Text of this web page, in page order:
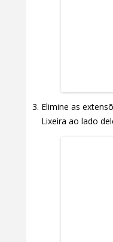
Elimine as
Lixeira ao lado